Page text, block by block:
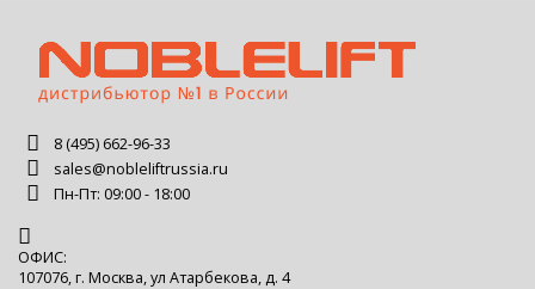
8 (495) 662-96-33
sales@nobleliftrussia.ru
Пн-Пт: 09:00 - 18:00
ОФИС:
107076, г. Москва, ул Атарбекова, д. 4